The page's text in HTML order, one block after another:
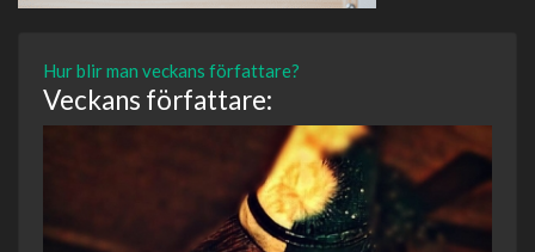
Hur blir man veckans författare?
Veckans författare: